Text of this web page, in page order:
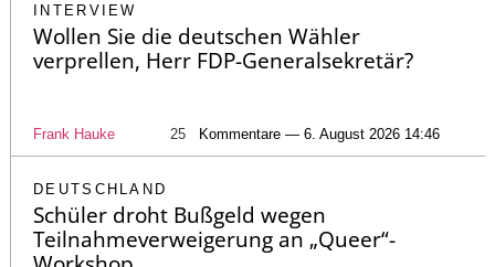
INTERVIEW
Wollen Sie die deutschen Wähler
verprellen, Herr FDP-Generalsekretär?
Frank Hauke 25 Kommentare — 6. August 2026 14:46
DEUTSCHLAND
Schüler droht Bußgeld wegen
Teilnahmeverweigerung an „Queer“-